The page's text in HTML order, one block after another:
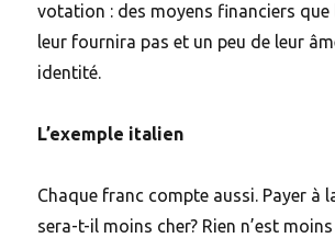
votation : des moyens financiers que
leur fournira pas et un peu de leur
identité.
L’exemple italien
Chaque franc compte aussi. Payer à
sera-t-il moins cher? Rien n’est